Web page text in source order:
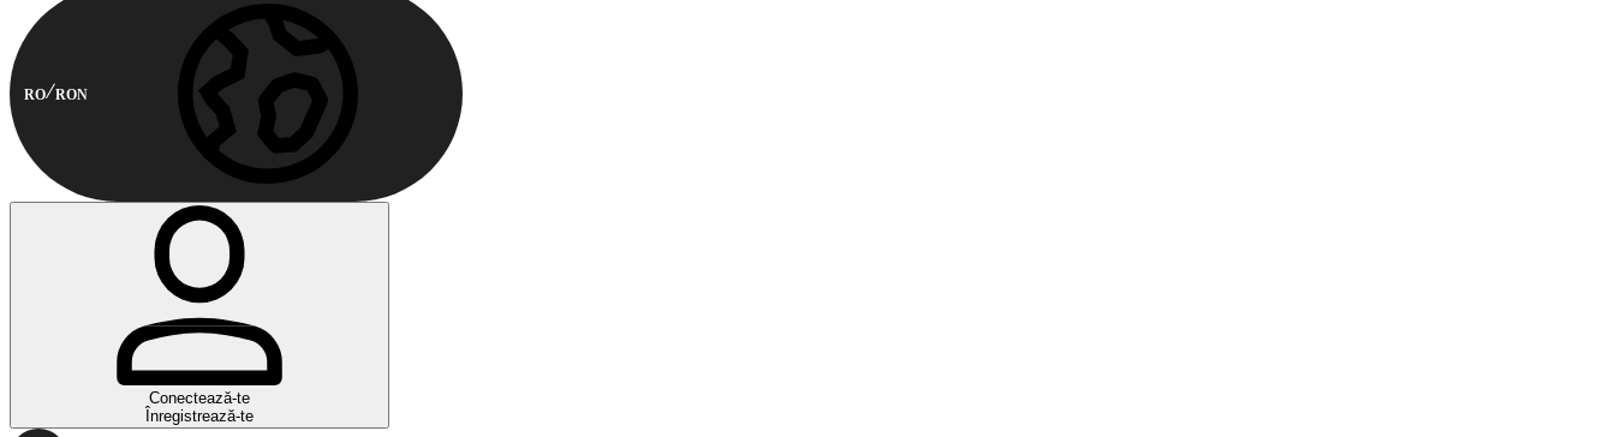
RO RON
Conectează-te
Înregistrează-te